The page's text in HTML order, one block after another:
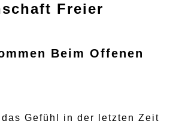
Freier
Beim Offenen
Gefühl in der letzten Zeit